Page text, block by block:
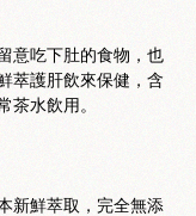
意吃下肚的食物，也
萃護肝飲來保健，含
茶水飲用。
新鮮萃取，完全無添